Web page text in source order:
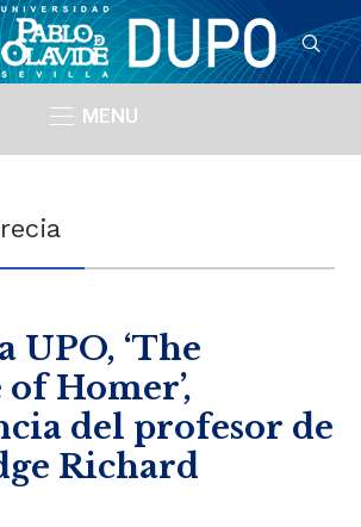
MENU
UPO, ‘The
Homer’,
del profesor de
Richard